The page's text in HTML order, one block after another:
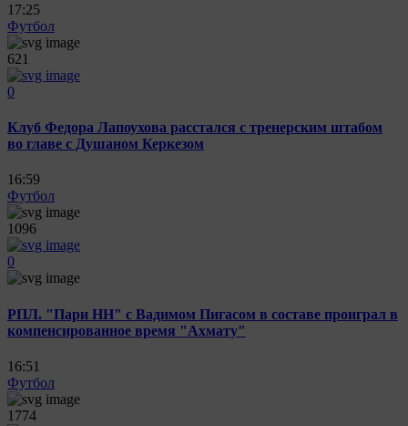
17:25
Футбол
621
0
Клуб Федора Лапоухова расстался с тренерским штабом
во главе с Душаном Керкезом
16:59
Футбол
1096
0
РПЛ. "Пари НН" с Вадимом Пигасом в составе проиграл в
компенсированное время "Ахмату"
16:51
Футбол
1774